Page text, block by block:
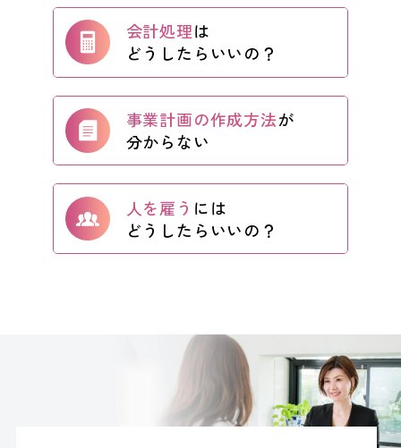
REAL ESTATE CORPORATION
キークレア不動産株式会社
KEYCREA KHM TAX & ACCOUNTING CO.,LTD.
Keycrea KHM Tax & Accounting Co.,Ltd.
CASE
提案事例
TOPICS
トピックス
会計処理は
どうしたらいいの？
事業計画の作成方法が
分からない
人を雇う には
どうしたらいいの？